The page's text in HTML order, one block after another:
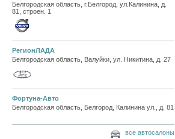
Белгородская область, г.Белгород, ул.Калинина, д.
81, строен. 1
РегионЛАДА
Белгородская область, Валуйки, ул. Никитина, д. 27
Фортуна-Авто
Белгородская область, Белгород, Калинина ул., д. 81
все автосалоны